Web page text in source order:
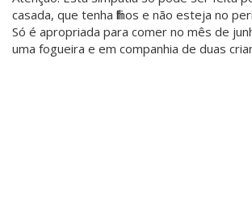
casada, que tenha filhos e não esteja no
Só é apropriada para comer no mês de
uma fogueira e em companhia de duas